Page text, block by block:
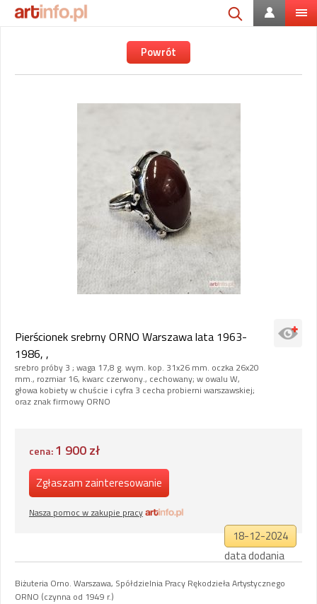
Powrót
Pierścionek srebrny ORNO Warszawa lata 1963-
1986, ,
srebro próby 3 ; waga 17,8 g. wym. kop. 31x26 mm. oczka 26x20
mm., rozmiar 16, kwarc czerwony., cechowany; w owalu W,
głowa kobiety w chuście i cyfra 3 cecha probierni warszawskiej;
oraz znak firmowy ORNO
cena:1 900 zł
Zgłaszam zainteresowanie
Nasza pomoc w zakupie pracy
18-12-2024
data dodania
Biżuteria Orno. Warszawa, Spółdzielnia Pracy Rękodzieła Artystycznego
ORNO (czynna od 1949 r.)